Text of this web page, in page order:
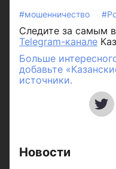
#мошенничество
Следите за самым
Telegram-канале
Больше
добавьте
источники.
Новости